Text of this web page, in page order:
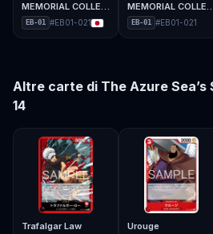
MEMORIAL COLLECTION - EB-01
EB-01 #EB01-021
MEMORIAL
EB-01 #EB01-021
Altre carte di The Azure Sea’s
14
Trafalgar Law Urouge